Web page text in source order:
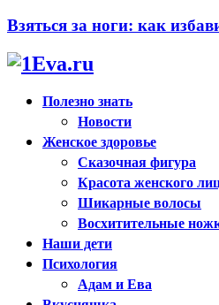
Взяться за ноги: как
Полезно знать
Новости
Женское здоровье
Сказочная фигура
Красота женского
Шикарные волосы
Восхитительные
Наши дети
Психология
Адам и Ева